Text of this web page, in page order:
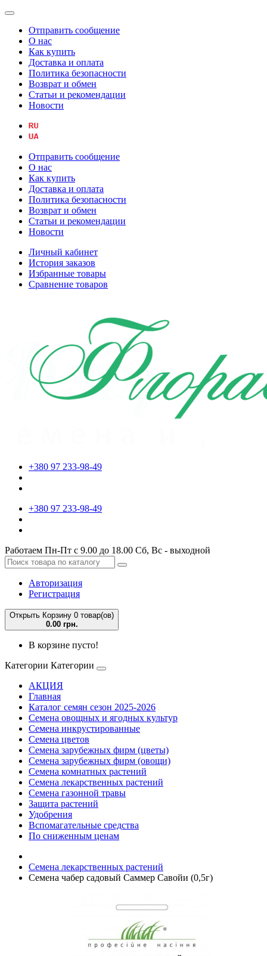
Отправить сообщение
О нас
Как купить
Доставка и оплата
Политика безопасности
Возврат и обмен
Статьи и рекомендации
Новости
Отправить сообщение
О нас
Как купить
Доставка и оплата
Политика безопасности
Возврат и обмен
Статьи и рекомендации
Новости
Личный кабинет
История заказов
Избранные товары
Сравнение товаров
+380 97 233-98-49
+380 97 233-98-49
Работаем Пн-Пт с 9.00 до 18.00 Сб, Вс - выходной
Авторизация
Регистрация
Открыть Корзину 0 товар(ов)
0.00 грн.
В корзине пусто!
Категории Категории
АКЦИЯ
Главная
Каталог семян сезон 2025-2026
Семена овощных и ягодных культур
Семена инкрустированные
Семена цветов
Семена зарубежных фирм (цветы)
Семена зарубежных фирм (овощи)
Семена комнатных растений
Семена лекарственных растений
Семена газонной травы
Защита растений
Удобрения
Вспомагательные средства
По сниженным ценам
Семена лекарственных растений
Семена чабер садовый Саммер Савойи (0,5г)